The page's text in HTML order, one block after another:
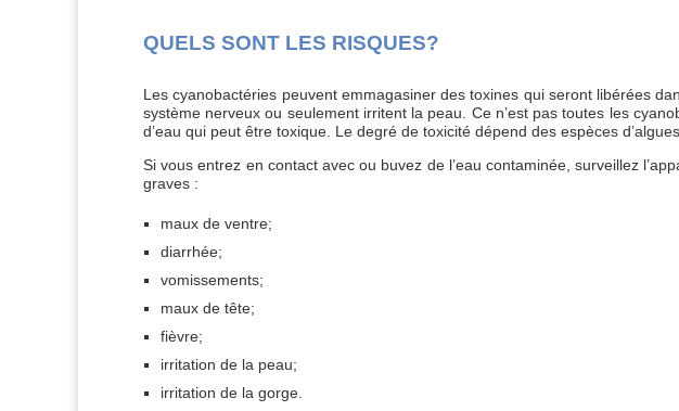
QUELS SONT LES RISQUES?
Les cyanobactéries peuvent emmagasiner des toxines qui seront libérées
système nerveux ou seulement irritent la peau. Ce n’est pas toutes les
d’eau qui peut être toxique. Le degré de toxicité dépend des espèces
Si vous entrez en contact avec ou buvez de l’eau contaminée, surveillez
graves :
maux de ventre;
diarrhée;
vomissements;
maux de tête;
fièvre;
irritation de la peau;
irritation de la gorge.